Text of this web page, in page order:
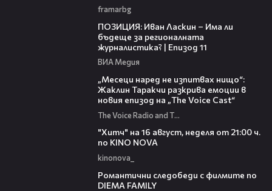
framarbg
ПОЗИЦИЯ: Иван Ласкин – Има ли
бъдеще за регионалната
журналистика? | Епизод 11
ВИА Медия
„Месеци наред не изпитвах нищо“:
Жаклин Таракчи разкрива емоции в
новия епизод на „The Voice Cast“
The Voice Radio and TV Bulgaria
"Хитч" на 16 август, неделя от 21:00 ч.
по KINO NOVA
kinonova_
Романтични следобеди с филмите по
DIEMA FAMILY